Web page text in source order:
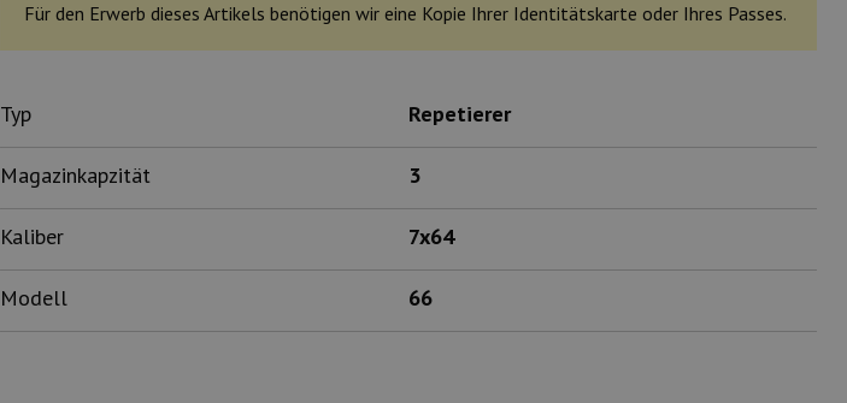
Für den Erwerb dieses Artikels benötigen wir eine Kopie Ihrer Identitätskarte oder Ihres Passes.
Typ Repetierer
Magazinkapzität 3
Kaliber 7x64
Modell 66